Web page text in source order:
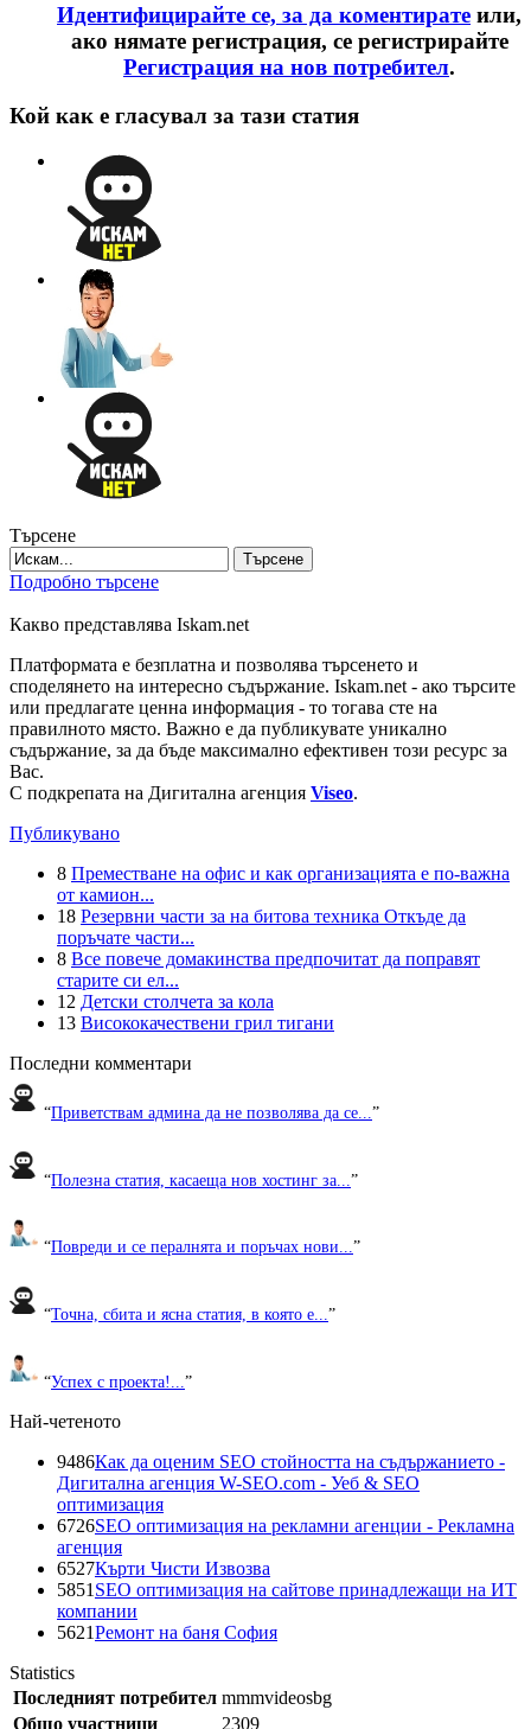
Идентифицирайте се, за да коментирате или,
ако нямате регистрация, се регистрирайте
Регистрация на нов потребител.
Кой как е гласувал за тази статия
Търсене
Търсене
Подробно търсене
Какво представлява Iskam.net
Платформата е безплатна и позволява търсенето и
споделянето на интересно съдържание. Iskam.net - ако търсите
или предлагате ценна информация - то тогава сте на
правилното място. Важно е да публикувате уникално
съдържание, за да бъде максимално ефективен този ресурс за
Вас.
С подкрепата на Дигитална агенция Viseo.
Публикувано
8 Преместване на офис и как организацията е по-важна
от камион...
18 Резервни части за на битова техника Откъде да
поръчате части...
8 Все повече домакинства предпочитат да поправят
старите си ел...
12 Детски столчета за кола
13 Висококачествени грил тигани
Последни комментари
“Приветствам админа да не позволява да се... ”
“Полезна статия, касаеща нов хостинг за... ”
“Повреди и се пералнята и поръчах нови...”
“Точна, сбита и ясна статия, в която е... ”
“Успех с проекта!... ”
Най-четеното
9486Как да оценим SEO стойността на съдържанието -
Дигитална агенция W-SEO.com - Уеб & SEO
оптимизация
6726SEO оптимизация на рекламни агенции - Рекламна
агенция
6527Кърти Чисти Извозва
5851 SEO оптимизация на сайтове принадлежащи на ИТ
компании
5621Ремонт на баня София
Statistics
Последният потребител mmmvideosbg
Общо участници
2309